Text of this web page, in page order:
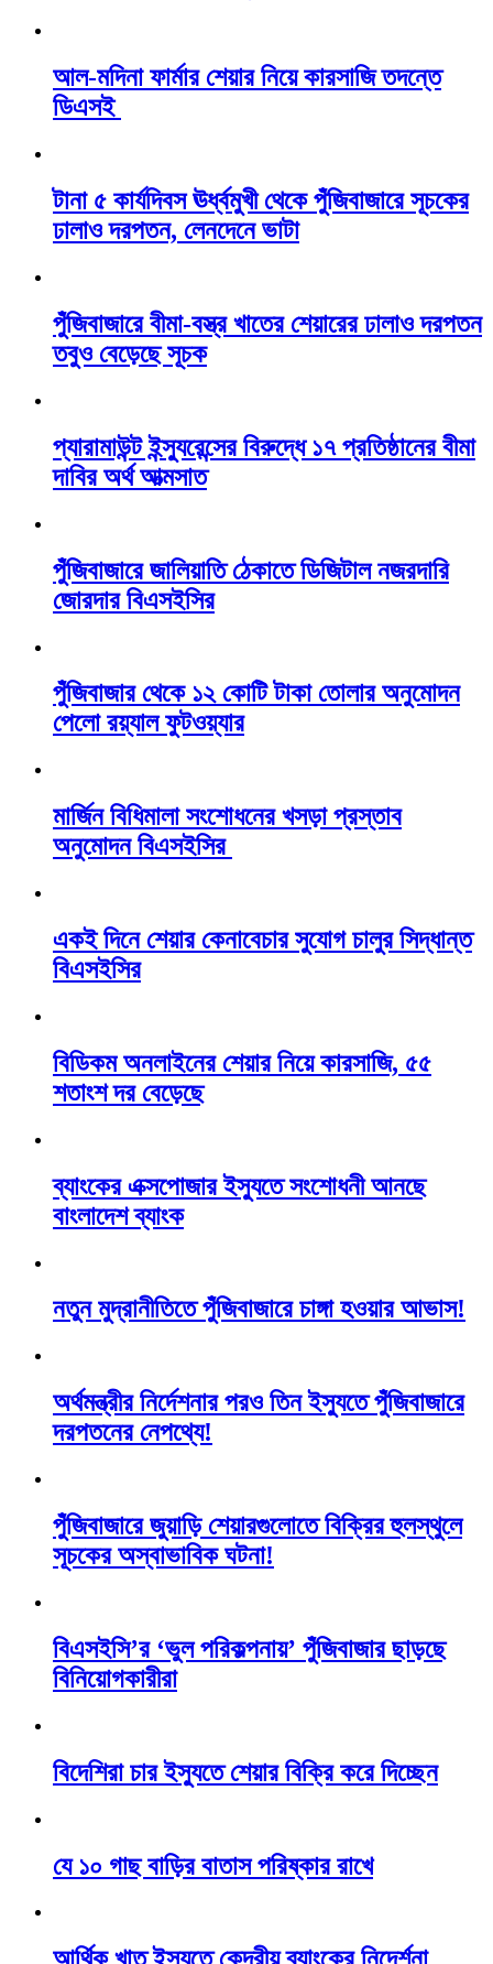
আল-মদিনা ফার্মার শেয়ার নিয়ে কারসাজি তদন্তে
ডিএসই
টানা ৫ কার্যদিবস ঊর্ধ্বমুখী থেকে পুঁজিবাজারে সূচকের
ঢালাও দরপতন, লেনদেনে ভাটা
পুঁজিবাজারে বীমা-বস্ত্র খাতের শেয়ারের ঢালাও দরপতন
তবুও বেড়েছে সূচক
প্যারামাউন্ট ইন্স্যুরেন্সের বিরুদ্ধে ১৭ প্রতিষ্ঠানের বীমা
দাবির অর্থ আত্মসাত
পুঁজিবাজারে জালিয়াতি ঠেকাতে ডিজিটাল নজরদারি
জোরদার বিএসইসির
পুঁজিবাজার থেকে ১২ কোটি টাকা তোলার অনুমোদন
পেলো রয়্যাল ফুটওয়্যার
মার্জিন বিধিমালা সংশোধনের খসড়া প্রস্তাব
অনুমোদন বিএসইসির
একই দিনে শেয়ার কেনাবেচার সুযোগ চালুর সিদ্ধান্ত
বিএসইসির
বিডিকম অনলাইনের শেয়ার নিয়ে কারসাজি, ৫৫
শতাংশ দর বেড়েছে
ব্যাংকের এক্সপোজার ইস্যুতে সংশোধনী আনছে
বাংলাদেশ ব্যাংক
নতুন মুদ্রানীতিতে পুঁজিবাজারে চাঙ্গা হওয়ার আভাস!
অর্থমন্ত্রীর নির্দেশনার পরও তিন ইস্যুতে পুঁজিবাজারে
দরপতনের নেপথ্যে!
পুঁজিবাজারে জুয়াড়ি শেয়ারগুলোতে বিক্রির হুলস্থুলে
সূচকের অস্বাভাবিক ঘটনা!
বিএসইসি’র ‘ভুল পরিকল্পনায়’ পুঁজিবাজার ছাড়ছে
বিনিয়োগকারীরা
বিদেশিরা চার ইস্যুতে শেয়ার বিক্রি করে দিচ্ছেন
যে ১০ গাছ বাড়ির বাতাস পরিষ্কার রাখে